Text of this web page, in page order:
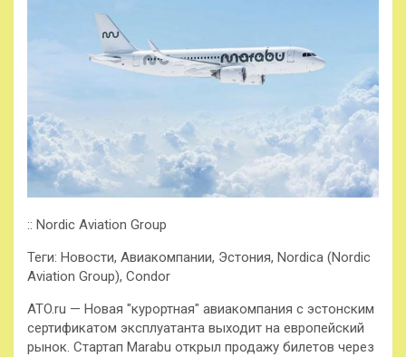
:: Nordic Aviation Group
Теги: Новости, Авиакомпании, Эстония, Nordica (Nordic
Aviation Group), Condor
ATO.ru — Новая "курортная" авиакомпания с эстонским
сертификатом эксплуатанта выходит на европейский
рынок. Стартап Marabu открыл продажу билетов через